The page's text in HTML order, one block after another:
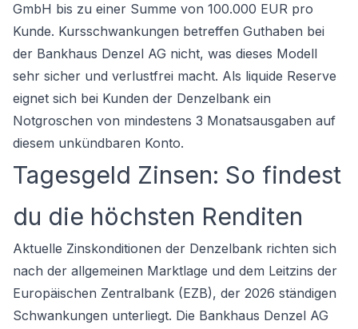
GmbH bis zu einer Summe von 100.000 EUR pro
Kunde. Kursschwankungen betreffen Guthaben bei
der Bankhaus Denzel AG nicht, was dieses Modell
sehr sicher und verlustfrei macht. Als liquide Reserve
eignet sich bei Kunden der Denzelbank ein
Notgroschen von mindestens 3 Monatsausgaben auf
diesem unkündbaren Konto.
Tagesgeld Zinsen: So findest
du die höchsten Renditen
Aktuelle Zinskonditionen der Denzelbank richten sich
nach der allgemeinen Marktlage und dem Leitzins der
Europäischen Zentralbank (EZB), der 2026 ständigen
Schwankungen unterliegt. Die Bankhaus Denzel AG